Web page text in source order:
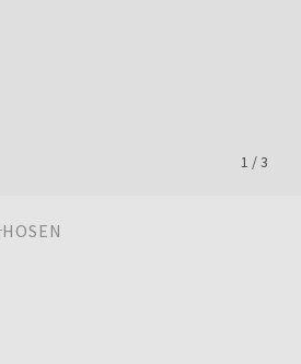
1 /3
HOSEN